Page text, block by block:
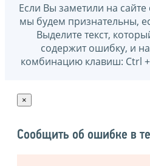
Если Вы заметили на
мы будем признательны,
Выделите текст,
содержит ошибку, и
комбинацию клавиш: Ctrl
×
Сообщить об ошибке в